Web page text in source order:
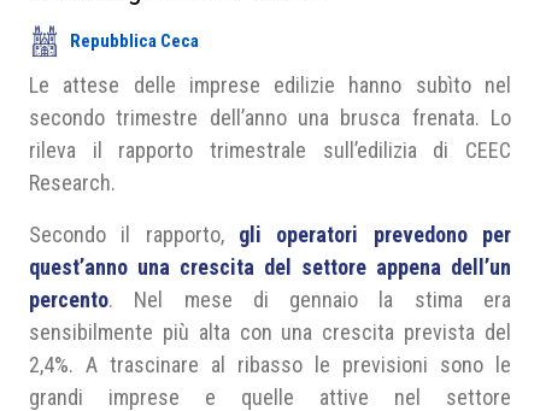
Partner
Progetti
Area riservata
Repubblica Ceca
Le attese delle imprese edilizie hanno subìto nel
secondo trimestre dell’anno una brusca frenata. Lo
rileva il rapporto trimestrale sull’edilizia di CEEC
Research.
Secondo il rapporto, gli operatori prevedono per
quest’anno una crescita del settore appena dell’un
percento. Nel mese di gennaio la stima era
sensibilmente più alta con una crescita prevista del
2,4%. A trascinare al ribasso le previsioni sono le
grandi imprese e quelle attive nel settore